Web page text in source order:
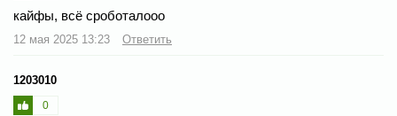
кайфы, всё сроботалооо
12 мая 2025 13:23 Ответить
1203010
0